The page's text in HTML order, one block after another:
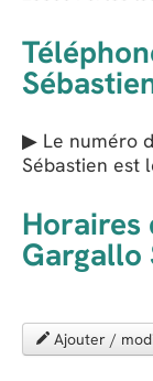
▶ Le numéro
Sébastien est
Horaires
Gargallo
Ajouter /